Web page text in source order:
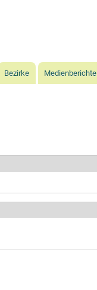
Bezirke Medienberichte